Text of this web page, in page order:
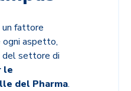
un fattore
ogni aspetto,
del settore di
le
del Pharma.